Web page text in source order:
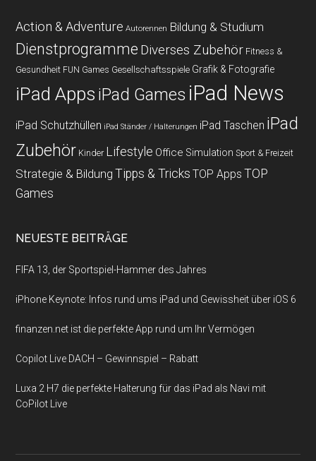
Action & Adventure Autorennen Bildung & Studium
Dienstprogramme Diverses Zubehör Fitness &
Gesundheit FUN Games Gesellschaftsspiele Grafik & Fotografie
iPad Apps iPad Games iPad News
iPad Schutzhüllen iPad Ständer / Halterungen iPad Taschen iPad
Zubehör Kinder Lifestyle Office Simulation Sport & Freizeit
Strategie & Bildung Tipps & Tricks TOP Apps TOP
Games
NEUESTE BEITRÄGE
FIFA 13, der Sportspiel-Hammer des Jahres
iPhone Keynote: Infos rund ums iPad und Gewissheit über iOS 6
finanzen.net ist die perfekte App rund um Ihr Vermögen
Copilot Live DACH – Gewinnspiel – Rabatt
Luxa 2 H7 die perfekte Halterung für das iPad als Navi mit
CoPilot Live